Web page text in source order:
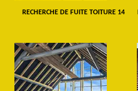
RECHERCHE DE FUITE TOITURE 14